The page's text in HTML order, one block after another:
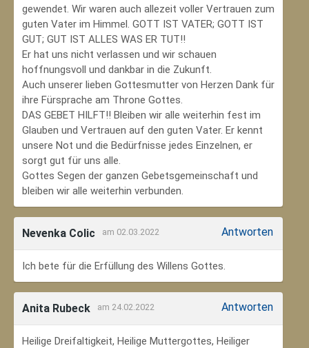
gewendet. Wir waren auch allezeit voller Vertrauen zum
guten Vater im Himmel. GOTT IST VATER; GOTT IST
GUT; GUT IST ALLES WAS ER TUT!!
Er hat uns nicht verlassen und wir schauen
hoffnungsvoll und dankbar in die Zukunft.
Auch unserer lieben Gottesmutter von Herzen Dank für
ihre Fürsprache am Throne Gottes.
DAS GEBET HILFT!! Bleiben wir alle weiterhin fest im
Glauben und Vertrauen auf den guten Vater. Er kennt
unsere Not und die Bedürfnisse jedes Einzelnen, er
sorgt gut für uns alle.
Gottes Segen der ganzen Gebetsgemeinschaft und
bleiben wir alle weiterhin verbunden.
Nevenka Colic am 02.03.2022 Antworten
Ich bete für die Erfüllung des Willens Gottes.
Anita Rubeck am 24.02.2022 Antworten
Heilige Dreifaltigkeit, Heilige Muttergottes, Heiliger